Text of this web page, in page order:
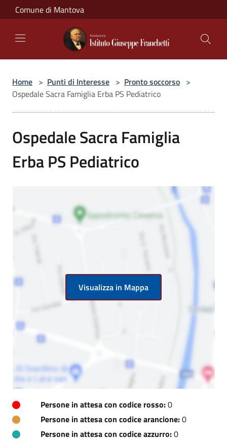
Salta al contenuto principale
Comune di Mantova
Home > Punti di Interesse > Pronto soccorso >
Ospedale Sacra Famiglia Erba PS Pediatrico
Ospedale Sacra Famiglia
Erba PS Pediatrico
Visualizza in Mappa
Persone in attesa con codice rosso:0
Persone in attesa con codice arancione:0
Persone in attesa con codice azzurro:0